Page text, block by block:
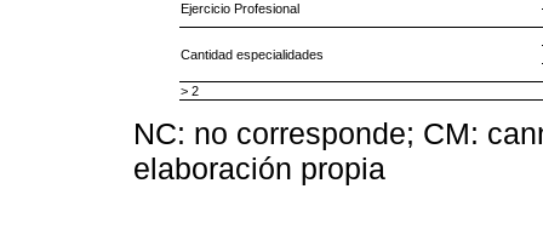
Ejercicio Profesional
Cantidad especialidades
> 2
NC: no corresponde; CM:
elaboración propia